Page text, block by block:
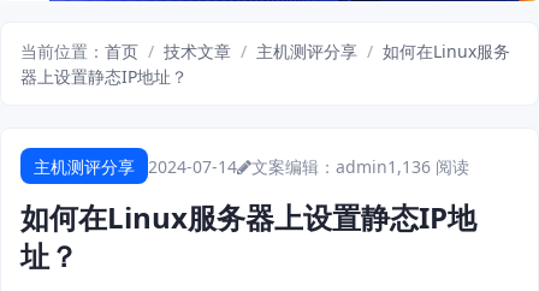
当前位置： 首页 / 技术文章 / 主机测评分享 / 如何在Linux服务
器上设置静态IP地址？
主机测评分享 2024-07-14 文案编辑：admin1,136 阅读
如何在Linux服务器上设置静态IP地
址？